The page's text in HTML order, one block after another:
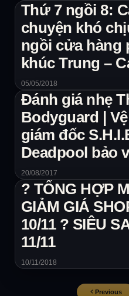
Thứ 7 ngồi 8:
chuyện khó
ngồi cửa hàng
khúc Trung –
05/05/2018
Đánh giá nhẹ
Bodyguard |
giám đốc
Deadpool bảo
20/08/2017
? TỔNG HỢP
GIẢM GIÁ
10/11 ? SIÊU
11/11
10/11/2018
Previous